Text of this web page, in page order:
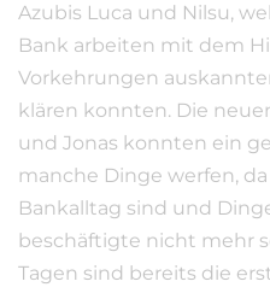
Azubis Luca und Nilsu,
Bank arbeiten mit dem
Vorkehrungen
klären konnten. Die
und Jonas konnten ein
manche Dinge werfen,
Bankalltag sind und
beschäftigte nicht mehr
Tagen sind bereits die